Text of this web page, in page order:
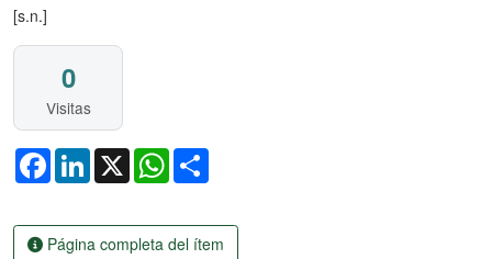
[s.n.]
0
Visitas
FacebookLinkedIn
X WhatsApp
Página completa del ítem